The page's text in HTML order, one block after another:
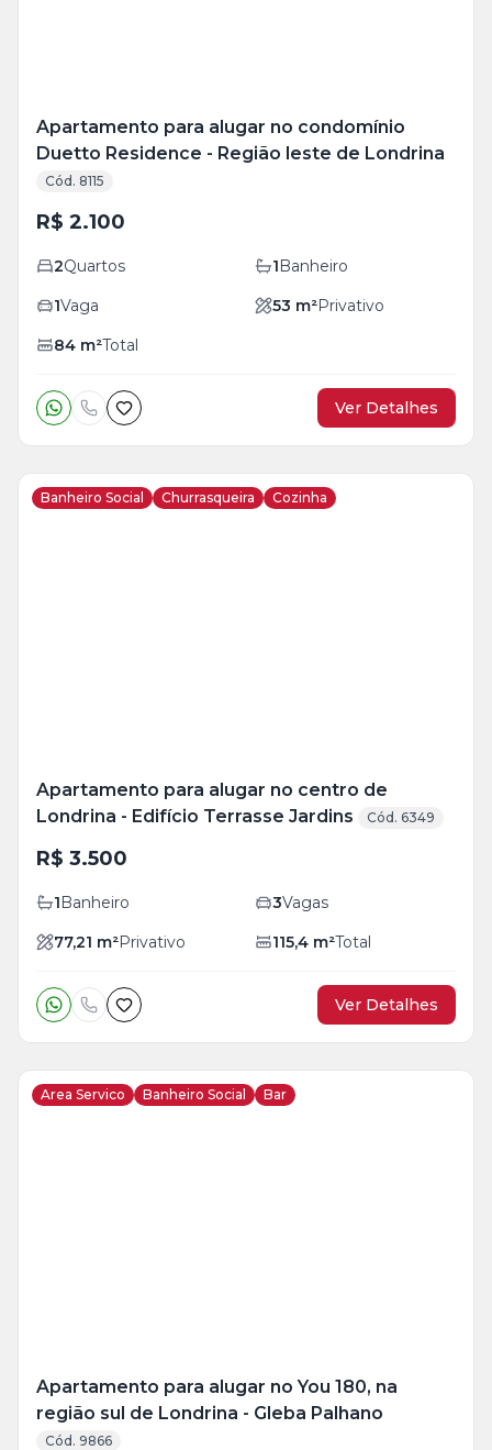
Apartamento para alugar no condomínio
Duetto Residence - Região leste de Londrina
Cód. 8115
R$ 2.100
2Quartos 1Banheiro
1Vaga 53 m²Privativo
84 m²Total
Ver Detalhes
Banheiro Social Churrasqueira Cozinha
Apartamento para alugar no centro de
Londrina - Edifício Terrasse Jardins
Cód. 6349
R$ 3.500
1Banheiro 3Vagas
77,21 m²Privativo 115,4 m²Total
Ver Detalhes
Area Servico Banheiro Social Bar
Apartamento para alugar no You 180, na
região sul de Londrina - Gleba Palhano
Cód. 9866